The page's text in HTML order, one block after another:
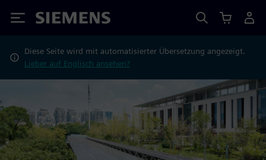
Siemens
Diese Seite wird mit automatisierter Übersetzung angezeigt.
Lieber auf Englisch ansehen?